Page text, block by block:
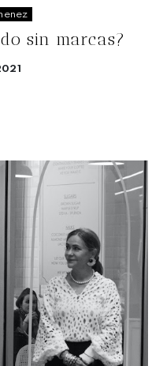
sin marcas?